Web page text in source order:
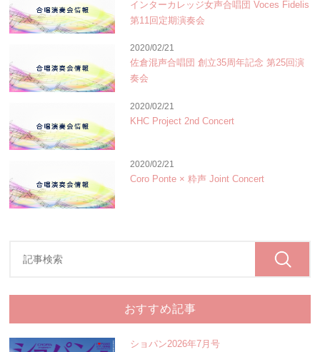
インターカレッジ女声合唱団 Voces Fidelis
第11回定期演奏会
2020/02/21
佐倉混声合唱団 創立35周年記念 第25回演
奏会
2020/02/21
KHC Project 2nd Concert
2020/02/21
Coro Ponte × 粋声 Joint Concert
おすすめ記事
ショパン2026年7月号